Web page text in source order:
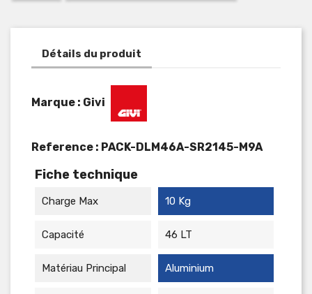
Détails du produit
Marque : Givi
Reference : PACK-DLM46A-SR2145-M9A
Fiche technique
Charge Max 10 Kg
Capacité 46 LT
Matériau Principal Aluminium